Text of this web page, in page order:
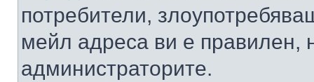
потребители,
мейл адреса ви е правилен,
администраторите.